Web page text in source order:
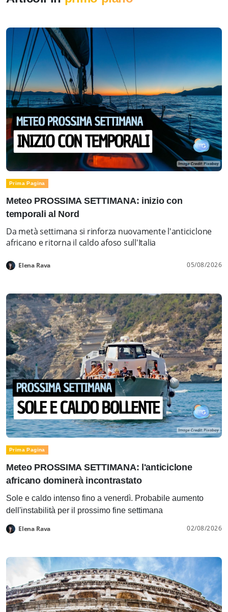
Prima Pagina
Meteo PROSSIMA SETTIMANA: inizio con
temporali al Nord
Da metà settimana si rinforza nuovamente l'anticiclone
africano e ritorna il caldo afoso sull'Italia
Elena Rava 05/08/2026
Prima Pagina
Meteo PROSSIMA SETTIMANA: l'anticiclone
africano dominerà incontrastato
Sole e caldo intenso fino a venerdì. Probabile aumento
dell'instabilità per il prossimo fine settimana
Elena Rava 02/08/2026